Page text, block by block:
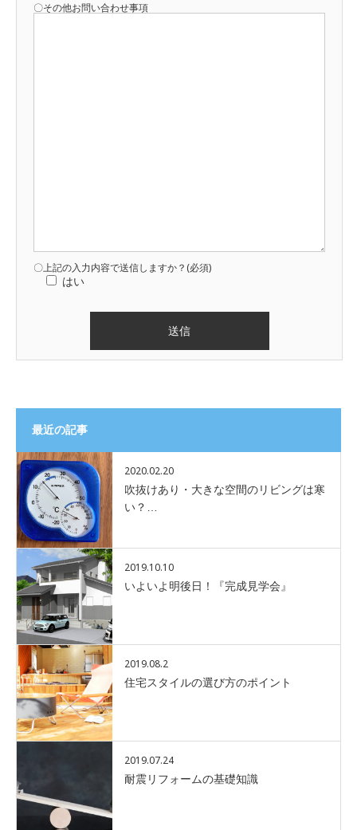
〇その他お問い合わせ事項
〇上記の入力内容で送信しますか？(必須)
はい
最近の記事
2020.02.20
吹抜けあり・大きな空間のリビングは寒
い？…
2019.10.10
いよいよ明後日！『完成見学会』
2019.08.2
住宅スタイルの選び方のポイント
2019.07.24
耐震リフォームの基礎知識